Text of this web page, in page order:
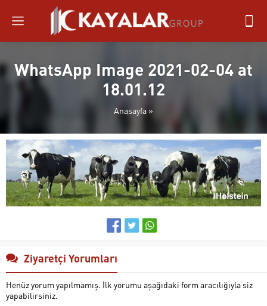
WhatsApp Image 2021-02-04 at
18.01.12
Anasayfa »
Ziyaretçi Yorumları
Henüz yorum yapılmamış. İlk yorumu aşağıdaki form aracılığıyla siz
yapabilirsiniz.